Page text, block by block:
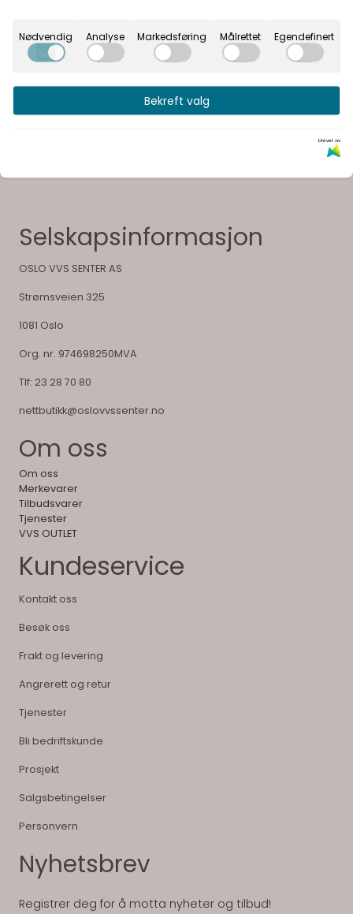
Vår visjon er å gi våre kunder en unik opplevelse og
glede ved å velge sitt bad
Selskapsinformasjon
OSLO VVS SENTER AS
Strømsveien 325
1081 Oslo
Org. nr. 974698250MVA
Tlf: 23 28 70 80
nettbutikk@oslovvssenter.no
Om oss
Om oss
Merkevarer
Tilbudsvarer
Tjenester
VVS OUTLET
Kundeservice
Kontakt oss
Besøk oss
Frakt og levering
Angrerett og retur
Tjenester
Bli bedriftskunde
Prosjekt
Salgsbetingelser
Personvern
Nyhetsbrev
Registrer deg for å motta nyheter og tilbud!
Nødvendig Analyse Markedsføring Målrettet Egendefinert
Bekreft valg
Drevet av